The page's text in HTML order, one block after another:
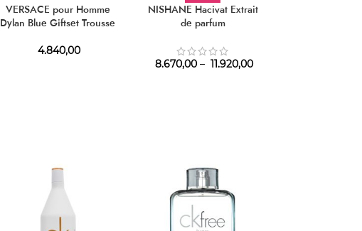
VERSACE pour Homme
Dylan Blue Giftset Trousse
4.840,00
NISHANE Hacivat Extrait
de parfum
8.670,00 – 11.920,00